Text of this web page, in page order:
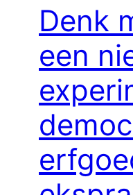
Denk
een